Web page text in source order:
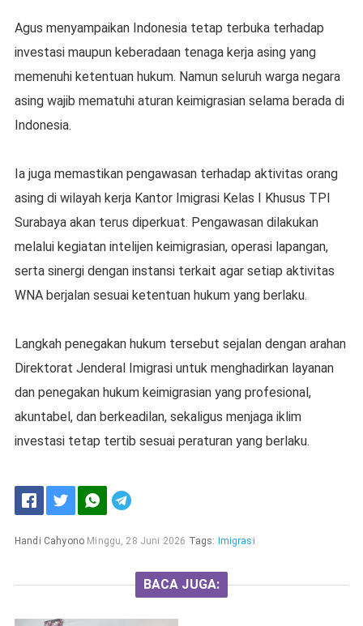
Agus menyampaikan Indonesia tetap terbuka terhadap
investasi maupun keberadaan tenaga kerja asing yang
memenuhi ketentuan hukum. Namun seluruh warga negara
asing wajib mematuhi aturan keimigrasian selama berada di
Indonesia.
Ia juga memastikan pengawasan terhadap aktivitas orang
asing di wilayah kerja Kantor Imigrasi Kelas I Khusus TPI
Surabaya akan terus diperkuat. Pengawasan dilakukan
melalui kegiatan intelijen keimigrasian, operasi lapangan,
serta sinergi dengan instansi terkait agar setiap aktivitas
WNA berjalan sesuai ketentuan hukum yang berlaku.
Langkah penegakan hukum tersebut sejalan dengan arahan
Direktorat Jenderal Imigrasi untuk menghadirkan layanan
dan penegakan hukum keimigrasian yang profesional,
akuntabel, dan berkeadilan, sekaligus menjaga iklim
investasi tetap tertib sesuai peraturan yang berlaku.
Handi Cahyono Minggu, 28 Juni 2026 Tags: Imigrasi
BACA JUGA: